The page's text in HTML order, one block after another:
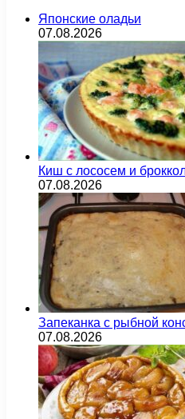
Японские оладьи
07.08.2026
Киш с лососем и
07.08.2026
Запеканка с рыбной
07.08.2026